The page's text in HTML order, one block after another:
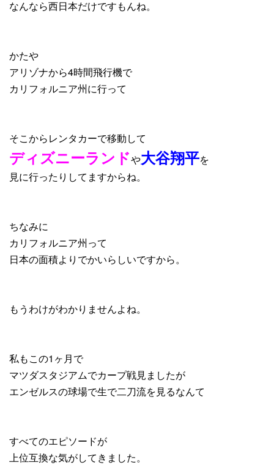
なんなら西日本だけですもんね。
かたや
アリゾナから4時間飛行機で
カリフォルニア州に行って
そこからレンタカーで移動して
ディズニーランドや大谷翔平を
見に行ったりしてますからね。
ちなみに
カリフォルニア州って
日本の面積よりでかいらしいですから。
もうわけがわかりませんよね。
私もこの1ヶ月で
マツダスタジアムでカープ戦見ましたが
エンゼルスの球場で生で二刀流を見るなんて
すべてのエピソードが
上位互換な気がしてきました。